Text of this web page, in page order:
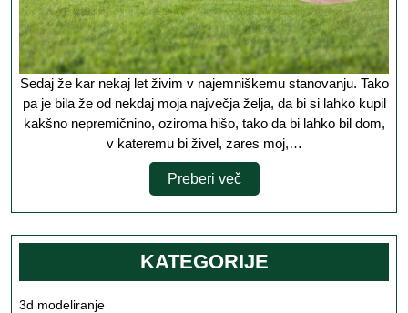
Sedaj že kar nekaj let živim v najemniškemu stanovanju. Tako
pa je bila že od nekdaj moja največja želja, da bi si lahko kupil
kakšno nepremičnino, oziroma hišo, tako da bi lahko bil dom,
v kateremu bi živel, zares moj,…
Preberi večPreberi
več
KATEGORIJE
3d modeliranje